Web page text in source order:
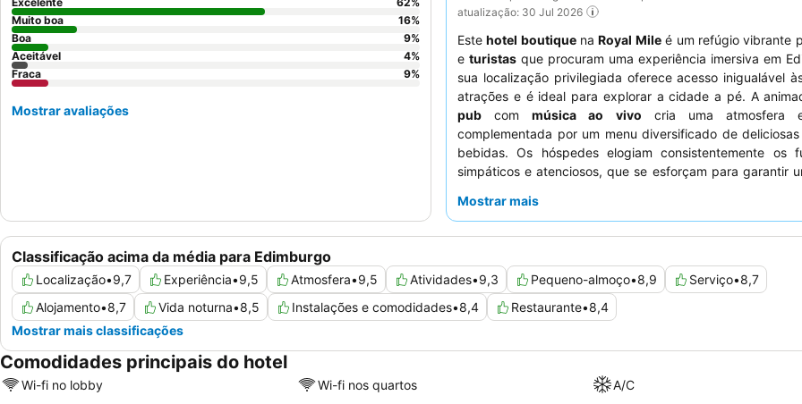
atualização: 30 Jul 2026
Estehotel boutiquenaRoyal Mileé um refúgio vibrante
e turistas que procuram uma experiência imersiva em
sua localização privilegiada oferece acesso inigualável
atrações e é ideal para explorar a cidade a pé. A
pub commúsica ao vivo cria uma atmosfera
complementada por um menu diversificado de
bebidas. Os hóspedes elogiam consistentemente os
simpáticos e atenciosos, que se esforçam para garantir
virado para o lado oposto da rua para um ambiente mais
Mostrar mais
Classificação acima da média para Edimburgo
Localização•9,7 Experiência•9,5 Atmosfera•9,5 Atividades•9,3 Pequeno-almoço•8,9 Serviço•8,7
Alojamento•8,7 Vida noturna•8,5 Instalações e comodidades•8,4 Restaurante•8,4
Mostrar mais classificações
Muito boa
16%
Boa
9%
Aceitável
4%
Fraca
9%
Mostrar avaliações
Comodidades principais do hotel
Wi-fi no lobby Wi-fi nos quartos A/C